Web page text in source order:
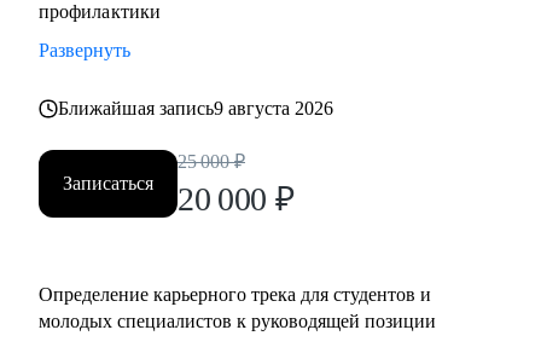
профилактики
Развернуть
Ближайшая запись9 августа 2026
Записаться
25 000 ₽
20 000 ₽
Определение карьерного трека для студентов и
молодых специалистов к руководящей позиции